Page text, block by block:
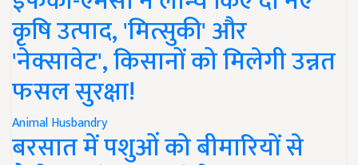
कृषि उत्पाद, 'मित्सुकी' और
'नेक्सावेट', किसानों को मिलेगी उन्नत
फसल सुरक्षा!
Animal Husbandry
बरसात में पशुओं को बीमारियों से